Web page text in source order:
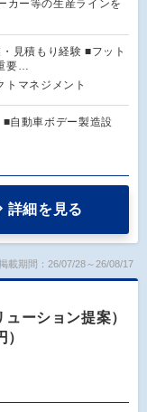
カー等の生産ラインを
見積もり経験 ■フット
要…
トマネジメント
自動車ボデー製造設
詳細を見る
載期間：26/07/28～26/08/17
ーション提案）